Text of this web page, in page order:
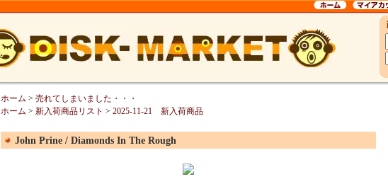
ホーム > 売れてしまいました・・・
ホーム > 新入荷商品リスト > 2025-11-21 新入荷商品
John Prine / Diamonds In The Rough